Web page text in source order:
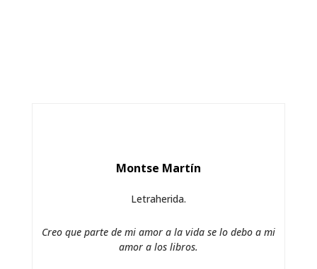
Montse Martín
Letraherida.
Creo que parte de mi amor a la vida se lo debo a mi
amor a los libros.